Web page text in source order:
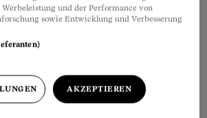
und der Performance von
sowie Entwicklung und Verbesserung
AKZEPTIEREN